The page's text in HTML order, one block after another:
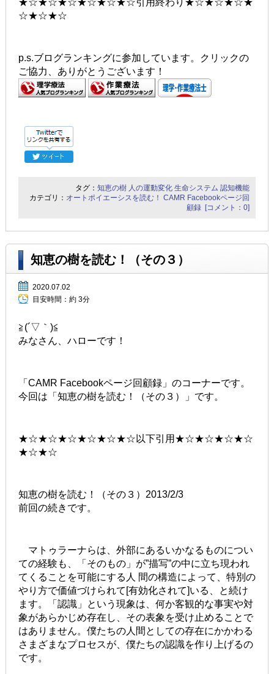
☆★☆★☆
p.s.ブログランキングに参加しています。クリックの
ご協力、ありがとうございます！
タグ：知恵の樹 人の運動変化 生命システム 認知機能
カテゴリ： オートポイエーシスを読む！ CAMR Facebookページ回
顧録 [コメント：0]
知恵の樹を読む！（その３）
2020.07.02
目安時間： 約 3分
≧(´▽｀)≦
みなさん、ハローです！
「CAMR Facebookページ回顧録」のコーナーです。
今回は「知恵の樹を読む！（その３）」です。
★☆★☆★☆★☆★☆★☆以下引用★☆★☆★☆★☆
★☆★☆
知恵の樹を読む！（その３）2013/2/3
前回の続きです。
マトゥラーナらは、外部にあるいかなるものについ
ての経験も、「そのもの」が”描写”の中に立ち現われ
てくることを可能にする人 間の構造によって、特別の
やり方で価値づけられて[有効化されて]いる、と続け
ます。「認識」という現象は、何か客観的な事実や対
象があらかじめ存在し、その表象を受け止めることで
はありません。僕たちの人間としての存在にかかわる
さまざまなプロセスが、僕たちの認識を作り上げるの
です。